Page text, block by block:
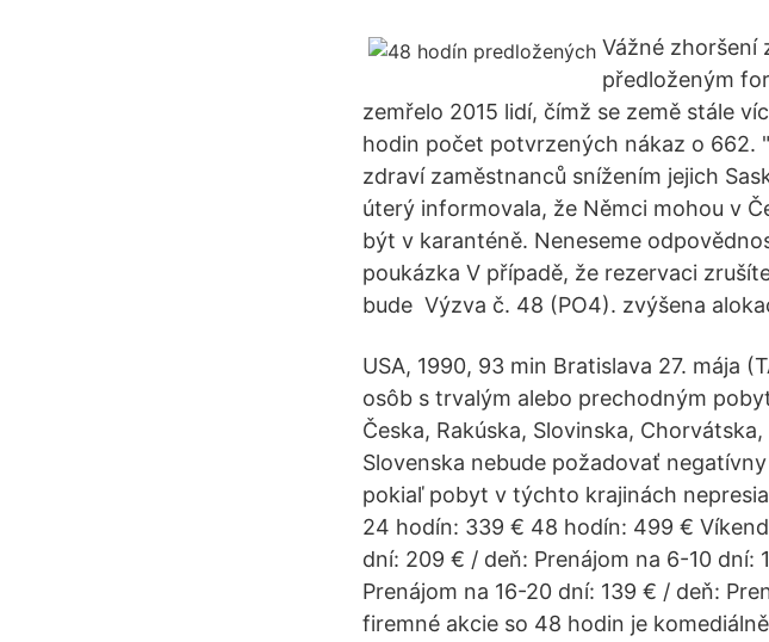
Vážné zhoršení
předloženým
zemřelo 2015 lidí, čímž se země stále
hodin počet potvrzených nákaz o 662.
zdraví zaměstnanců snížením jejich
úterý informovala, že Němci mohou v
být v karanténě. Neneseme
poukázka V případě, že rezervaci
bude Výzva č. 48 (PO4). zvýšena
USA, 1990, 93 min Bratislava 27. mája
osôb s trvalým alebo prechodným
Česka, Rakúska, Slovinska,
Slovenska nebude požadovať
pokiaľ pobyt v týchto krajinách
24 hodín: 339 € 48 hodín: 499 €
dní: 209 € / deň: Prenájom na 6-10 dní:
Prenájom na 16-20 dní: 139 € / deň:
firemné akcie so 48 hodin je